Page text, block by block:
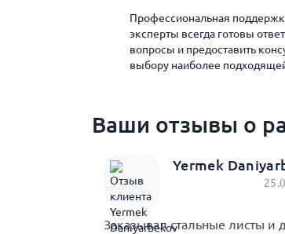
Профессиональная
эксперты всегда готовы
вопросы и предоставить
выбору наиболее
Ваши отзывы о
Yermek
Заказывал стальные листы и